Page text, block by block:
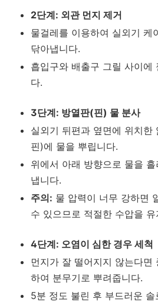
2단계: 외관 먼지 제거
물걸레를 이용하여 실외기 케
닦아냅니다.
흡입구와 배출구 그릴 사이에
다.
3단계: 방열판(핀) 물 분사
실외기 뒤편과 옆면에 위치한
핀)에 물을 뿌립니다.
위에서 아래 방향으로 물을
냅니다.
주의: 물 압력이 너무 강하면
수 있으므로 적절한 수압을 유
4단계: 오염이 심한 경우 세척
먼지가 잘 떨어지지 않는다면
하여 분무기로 뿌려줍니다.
5분 정도 불린 후 부드러운